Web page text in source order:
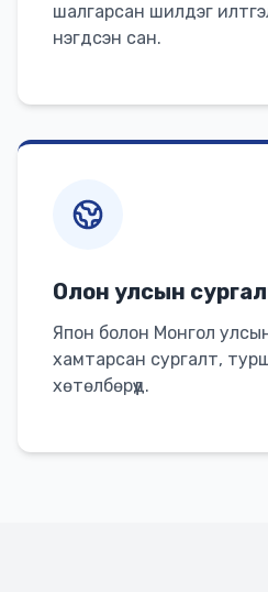
шалгарсан шилдэг
нэгдсэн сан.
Олон улсын
Япон болон Монгол
хамтарсан сургалт,
хөтөлбөрүүд.